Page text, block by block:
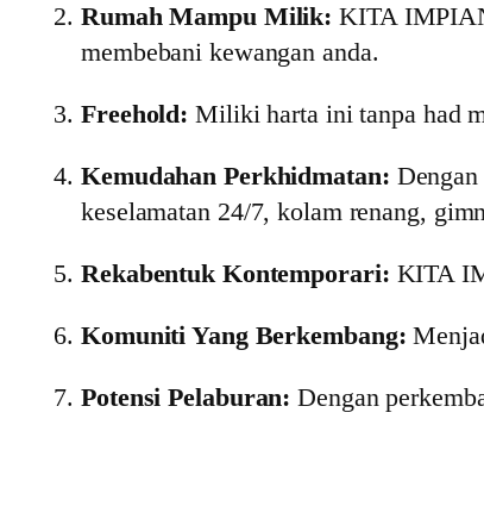
Rumah Mampu Milik: KITA
membebani kewangan anda.
Freehold: Miliki harta ini tanpa had
Kemudahan Perkhidmatan:
keselamatan 24/7, kolam renang,
Rekabentuk Kontemporari: KITA
Komuniti Yang Berkembang:
Potensi Pelaburan: Dengan